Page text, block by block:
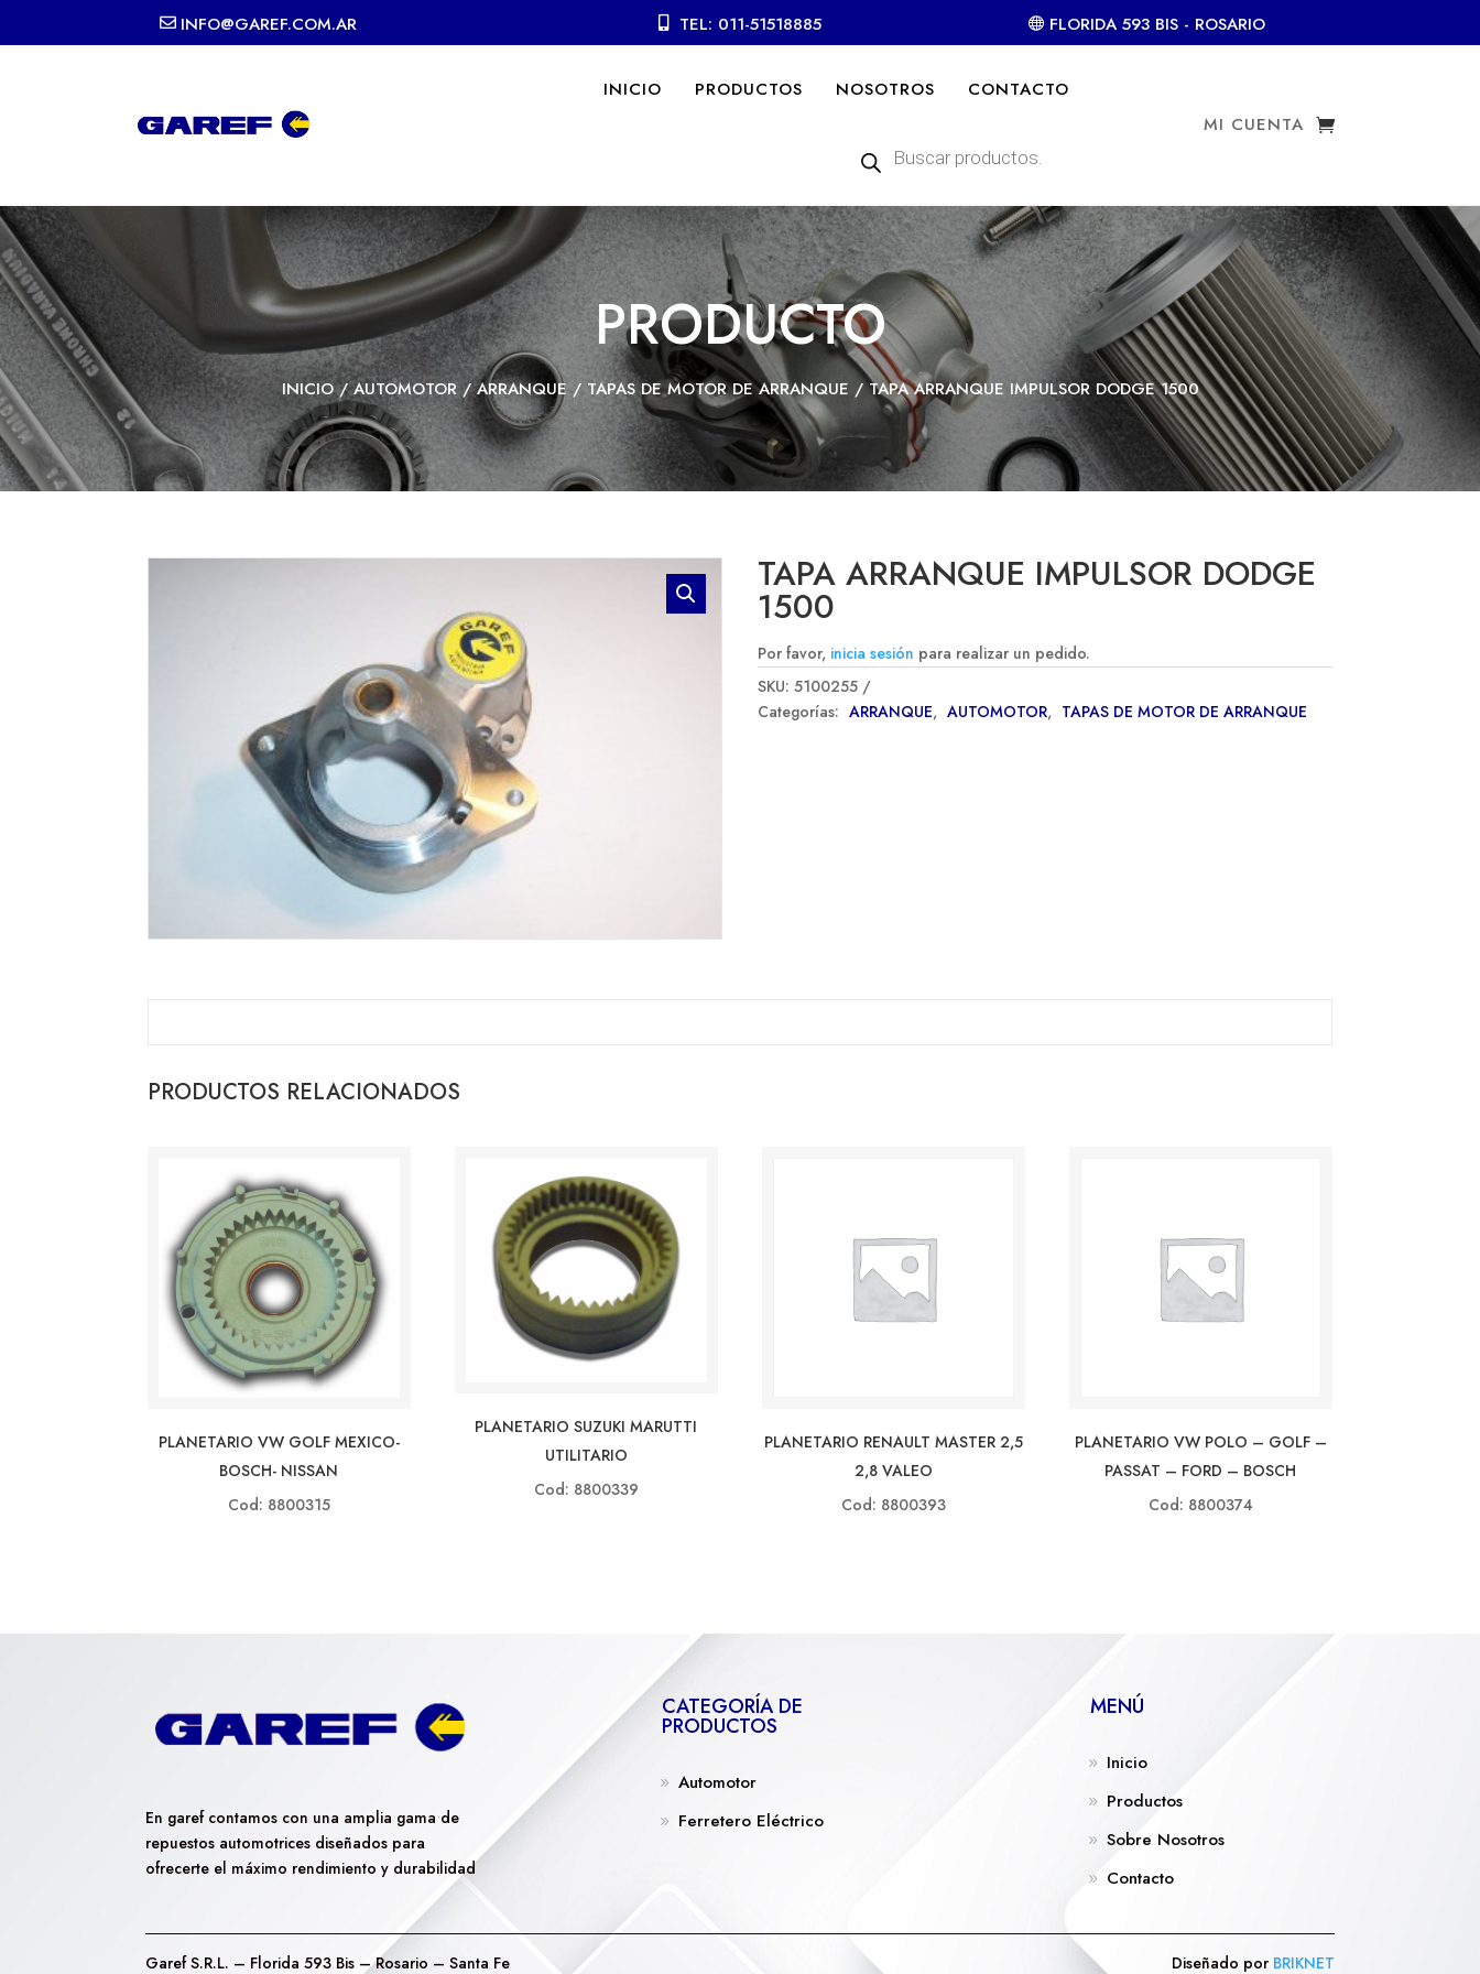
INFO@GAREF.COM.AR TEL: 011-51518885 FLORIDA 593 BIS - ROSARIO
INICIO PRODUCTOS NOSOTROS CONTACTO
productos
MI CUENTA
PRODUCTO
INICIO/AUTOMOTOR/ARRANQUE / TAPAS DE MOTOR DE ARRANQUE / TAPA ARRANQUE IMPULSOR DODGE 1500
TAPA ARRANQUE IMPULSOR DODGE
1500
Por favor, inicia sesión para realizar un pedido.
SKU:5100255
Categorías: ARRANQUE, AUTOMOTOR, TAPAS DE MOTOR DE ARRANQUE
PRODUCTOS RELACIONADOS
PLANETARIO VW GOLF MEXICO-
BOSCH- NISSAN
Cod: 8800315
PLANETARIO SUZUKI MARUTTI
UTILITARIO
Cod: 8800339
PLANETARIO RENAULT MASTER 2,5
2,8 VALEO
Cod: 8800393
PLANETARIO VW POLO – GOLF –
PASSAT – FORD – BOSCH
Cod: 8800374
En garef contamos con una amplia gama de
repuestos automotrices diseñados para
ofrecerte el máximo rendimiento y durabilidad
CATEGORÍA DE
PRODUCTOS
Automotor
Ferretero Eléctrico
MENÚ
Inicio
Productos
Sobre Nosotros
Contacto
Garef S.R.L. – Florida 593 Bis – Rosario – Santa Fe Diseñado por BRIKNET